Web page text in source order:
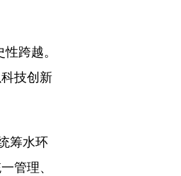
跨越。
技创新
筹水环
管理、